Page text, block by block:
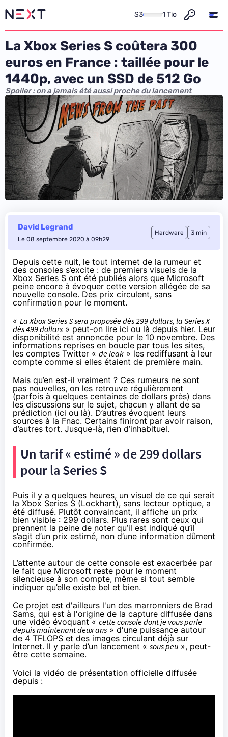
S3 1 Tio
La Xbox Series S coûtera 300
euros en France : taillée pour le
1440p, avec un SSD de 512 Go
Spoiler : on a jamais été aussi proche du lancement
David Legrand
Le 08 septembre 2020 à 09h29
Hardware 3 min
Depuis cette nuit, le tout internet de la rumeur et
des consoles s’excite : de premiers visuels de la
Xbox Series S ont été publiés alors que Microsoft
peine encore à évoquer cette version allégée de sa
nouvelle console. Des prix circulent, sans
confirmation pour le moment.
« La Xbox Series S sera proposée dès 299 dollars, la Series X
dès 499 dollars » peut-on lire ici ou là depuis hier. Leur
disponibilité est annoncée pour le 10 novembre. Des
informations reprises en boucle par tous les sites,
les comptes Twitter « de leak » les rediffusant à leur
compte comme si elles étaient de première main.
Mais qu’en est-il vraiment ? Ces rumeurs ne sont
pas nouvelles, on les retrouve régulièrement
(parfois à quelques centaines de dollars près) dans
les discussions sur le sujet, chacun y allant de sa
prédiction (ici ou là). D’autres évoquent leurs
sources à la Fnac. Certains finiront par avoir raison,
d’autres tort. Jusque-là, rien d’inhabituel.
Un tarif « estimé » de 299 dollars
pour la Series S
Puis il y a quelques heures, un visuel de ce qui serait
la Xbox Series S (Lockhart), sans lecteur optique, a
été diffusé. Plutôt convaincant, il affiche un prix
bien visible : 299 dollars. Plus rares sont ceux qui
prennent la peine de noter qu’il est indiqué qu’il
s’agit d’un prix estimé, non d’une information dûment
confirmée.
L’attente autour de cette console est exacerbée par
le fait que Microsoft reste pour le moment
silencieuse à son compte, même si tout semble
indiquer qu’elle existe bel et bien.
Ce projet est d'ailleurs l'un des marronniers de Brad
Sams, qui est à l'origine de la capture diffusée dans
une vidéo évoquant « cette console dont je vous parle
depuis maintenant deux ans » d'une puissance autour
de 4 TFLOPS et des images circulant déjà sur
Internet. Il y parle d’un lancement « sous peu », peut-
être cette semaine.
Voici la vidéo de présentation officielle diffusée
depuis :